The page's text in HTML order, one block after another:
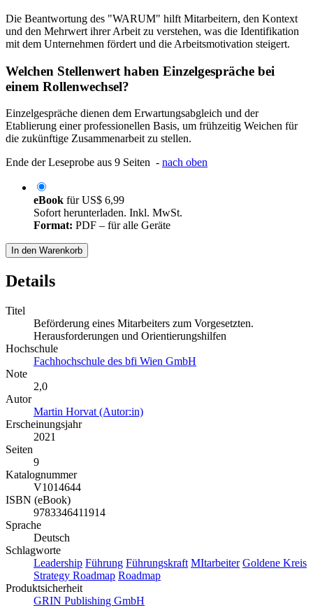
Die Beantwortung des "WARUM" hilft Mitarbeitern, den Kontext
und den Mehrwert ihrer Arbeit zu verstehen, was die Identifikation
mit dem Unternehmen fördert und die Arbeitsmotivation steigert.
Welchen Stellenwert haben Einzelgespräche bei
einem Rollenwechsel?
Einzelgespräche dienen dem Erwartungsabgleich und der
Etablierung einer professionellen Basis, um frühzeitig Weichen für
die zukünftige Zusammenarbeit zu stellen.
Ende der Leseprobe aus 9 Seiten - nach oben
eBook fürUS$ 6,99
Sofort herunterladen. Inkl. MwSt.
Format: PDF – für alle Geräte
In den Warenkorb
Details
Titel
Beförderung eines Mitarbeiters zum Vorgesetzten.
Herausforderungen und Orientierungshilfen
Hochschule
Fachhochschule des bfi Wien GmbH
Note
2,0
Autor
Martin Horvat (Autor:in)
Erscheinungsjahr
2021
Seiten
9
Katalognummer
V1014644
ISBN (eBook)
9783346411914
Sprache
Deutsch
Schlagworte
Leadership Führung Führungskraft MItarbeiter Goldene Kreis
Strategy Roadmap Roadmap
Produktsicherheit
GRIN Publishing GmbH